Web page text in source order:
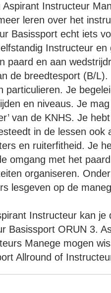
Aspirant Instructeur
leren over het
Basissport echt iets
Instructeur
paard en aan
de breedtesport (B/
particulieren. Je
en niveaus. Je
van de KNHS. Je
in de lessen ook
en ruiterfitheid. Je
omgang met het
organiseren.
lesgeven op de
Instructeur kan je
Basissport ORUN 3.
Manege mogen
Allround of